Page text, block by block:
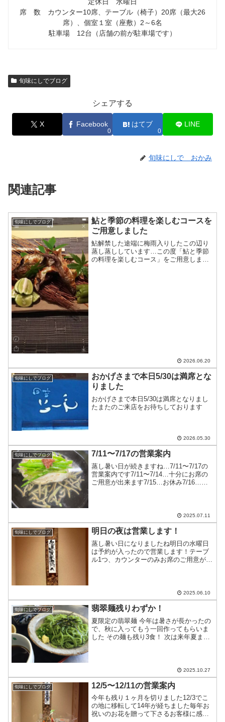
定休日 水曜日
席 数 カウンター10席、テーブル（椅子）20席（最大26
席）、個室１室（座敷）2～6名
駐車場 12台（店舗の前が駐車場です）
旬味にしでブログ
シェアする
X Facebook
0
はてブ
0
LINE
旬味にしで おかみ
関連記事
旬味にしでブログ
鮎と季節の料理を楽しむコースを
ご用意しました
鮎解禁した途端に梅雨入りしたこの辺り
蒸し蒸ししています…この度「鮎と季節
の料理を楽しむコース」をご用意しまし
2026.06.20
旬味にしでブログ
おかげさまで本日5/30は満席とな
りました
おかげさまで本日5/30は満席となりまし
たまたのご来店をお待ちしております
2026.05.30
旬味にしでブログ 7/11〜7/17の営業案内
蒸し暑い日が続きますね…7/11〜7/17の
営業案内です7/11〜7/14…十分にお席の
ご用意が出来ます7/15…お休み7/16…カ
2025.07.11
旬味にしでブログ 明日の夜は営業します！
蒸し暑い日になりましたね明日の水曜日
は予約が入ったので営業します！テーブ
ル1つ、カウンターのみお席のご用意がで
2025.06.10
旬味にしでブログ 翡翠麺残りわずか！
夏限定の翡翠麺 今年は暑さが長かったの
で、秋に入ってもう一回作ってもらいま
した その麺も残り3食！ 次は来年夏まで
2025.10.27
旬味にしでブログ 12/5〜12/11の営業案内
今年も残り１ヶ月を切りました12/3でこ
の地に移転して14年が経ちました毎年お
祝いのお花を贈って下さるお客様に感謝